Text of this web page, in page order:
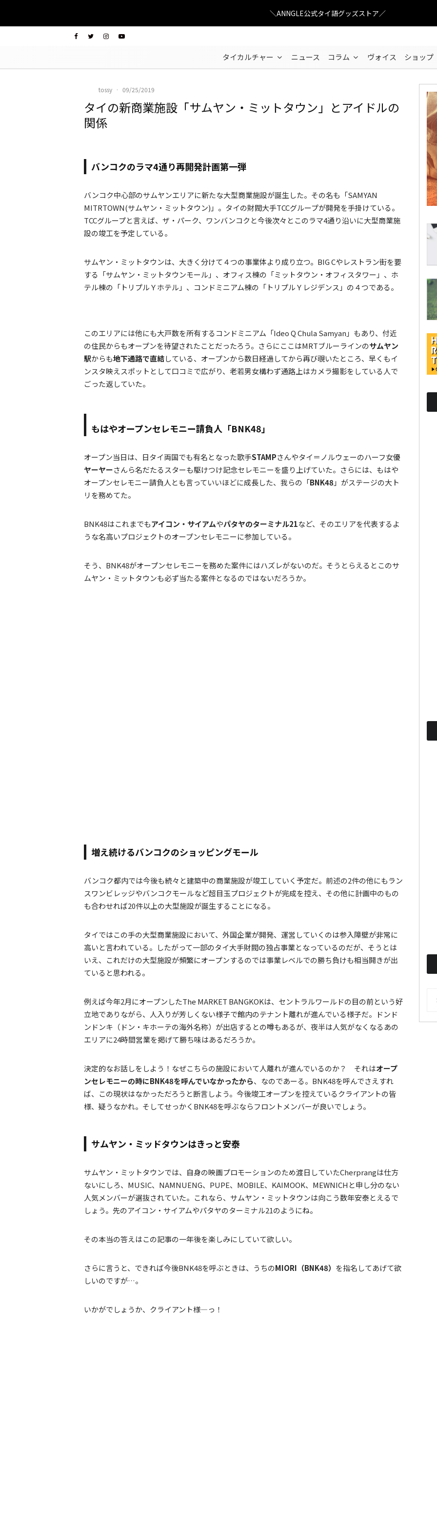
＼ANNGLE公式タイ語グッズストア／
タイカルチャー ニュース コラム ヴォイス ショップ
tossy · 09/25/2019
タイの新商業施設「サムヤン・ミットタウン」とアイドルの
関係
バンコクのラマ4通り再開発計画第一弾
バンコク中心部のサムヤンエリアに新たな大型商業施設が誕生した。その名も「SAMYAN
MITRTOWN(サムヤン・ミットタウン)」。タイの財閥大手TCCグループが開発を手掛けている。
TCCグループと言えば、ザ・パーク、ワンバンコクと今後次々とこのラマ4通り沿いに大型商業施
設の竣工を予定している。
サムヤン・ミットタウンは、大きく分けて４つの事業体より成り立つ。BIG Cやレストラン街を要
する「サムヤン・ミットタウンモール」、オフィス棟の「ミットタウン・オフィスタワー」、ホ
テル棟の「トリプルＹホテル」、コンドミニアム棟の「トリプルＹレジデンス」の４つである。
このエリアには他にも大戸数を所有するコンドミニアム「Ideo Q Chula Samyan」もあり、付近
の住民からもオープンを待望されたことだったろう。さらにここはMRTブルーラインのサムヤン
駅からも地下通路で直結している、オープンから数日経過してから再び覗いたところ、早くもイ
ンスタ映えスポットとして口コミで広がり、老若男女構わず通路上はカメラ撮影をしている人で
ごった返していた。
もはやオープンセレモニー請負人「BNK48」
オープン当日は、日タイ両国でも有名となった歌手STAMPさんやタイ＝ノルウェーのハーフ女優
ヤーヤーさんら名だたるスターも駆けつけ記念セレモニーを盛り上げていた。さらには、もはや
オープンセレモニー請負人とも言っていいほどに成長した、我らの「BNK48 」がステージの大ト
リを務めてた。
BNK48はこれまでもアイコン・サイアムやパタヤのターミナル21など、そのエリアを代表するよ
うな名高いプロジェクトのオープンセレモニーに参加している。
そう、BNK48がオープンセレモニーを務めた案件にはハズレがないのだ。そうとらえるとこのサ
ムヤン・ミットタウンも必ず当たる案件となるのではないだろうか。
増え続けるバンコクのショッピングモール
バンコク都内では今後も続々と建築中の商業施設が竣工していく予定だ。前述の2件の他にもラン
スワンビレッジやバンコクモールなど超目玉プロジェクトが完成を控え、その他に計画中のもの
も合わせれば20件以上の大型施設が誕生することになる。
タイではこの手の大型商業施設において、外国企業が開発、運営していくのは参入障壁が非常に
高いと言われている。したがって一部のタイ大手財閥の独占事業となっているのだが、そうとは
いえ、これだけの大型施設が頻繁にオープンするのでは事業レベルでの勝ち負けも相当開きが出
ていると思われる。
例えば今年2月にオープンしたThe MARKET BANGKOKは、セントラルワールドの目の前という好
立地でありながら、人入りが芳しくない様子で館内のテナント離れが進んでいる様子だ。ドンド
ンドンキ（ドン・キホーテの海外名称）が出店するとの噂もあるが、夜半は人気がなくなるあの
エリアに24時間営業を掲げて勝ち味はあるだろうか。
決定的なお話しをしよう！なぜこちらの施設において人離れが進んでいるのか？ それはオープ
ンセレモニーの時にBNK48を呼んでいなかったから、なのであーる。BNK48を呼んでさえすれ
ば、この現状はなかっただろうと断言しよう。今後竣工オープンを控えているクライアントの皆
様、疑うなかれ。そしてせっかくBNK48を呼ぶならフロントメンバーが良いでしょう。
サムヤン・ミッドタウンはきっと安泰
サムヤン・ミットタウンでは、自身の映画プロモーションのため渡日していたCherprangは仕方
ないにしろ、MUSIC、NAMNUENG、PUPE、MOBILE、KAIMOOK、MEWNICHと申し分のない
人気メンバーが選抜されていた。これなら、サムヤン・ミットタウンは向こう数年安泰とえるで
しょう。先のアイコン・サイアムやパタヤのターミナル21のようにね。
その本当の答えはこの記事の一年後を楽しみにしていて欲しい。
さらに言うと、できれば今後BNK48を呼ぶときは、うちのMIORI（BNK48） を指名してあげて欲
しいのですが…。
いかがでしょうか、クライアント様―っ！